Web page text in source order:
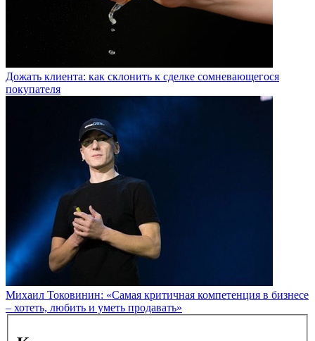
Дожать клиента: как склонить к сделке сомневающегося
покупателя
Михаил Токовинин: «Самая критичная компетенция в бизнесе
– хотеть, любить и уметь продавать»